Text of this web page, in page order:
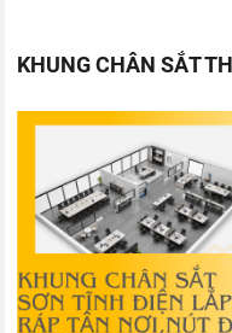
KHUNG CHÂN SẮT